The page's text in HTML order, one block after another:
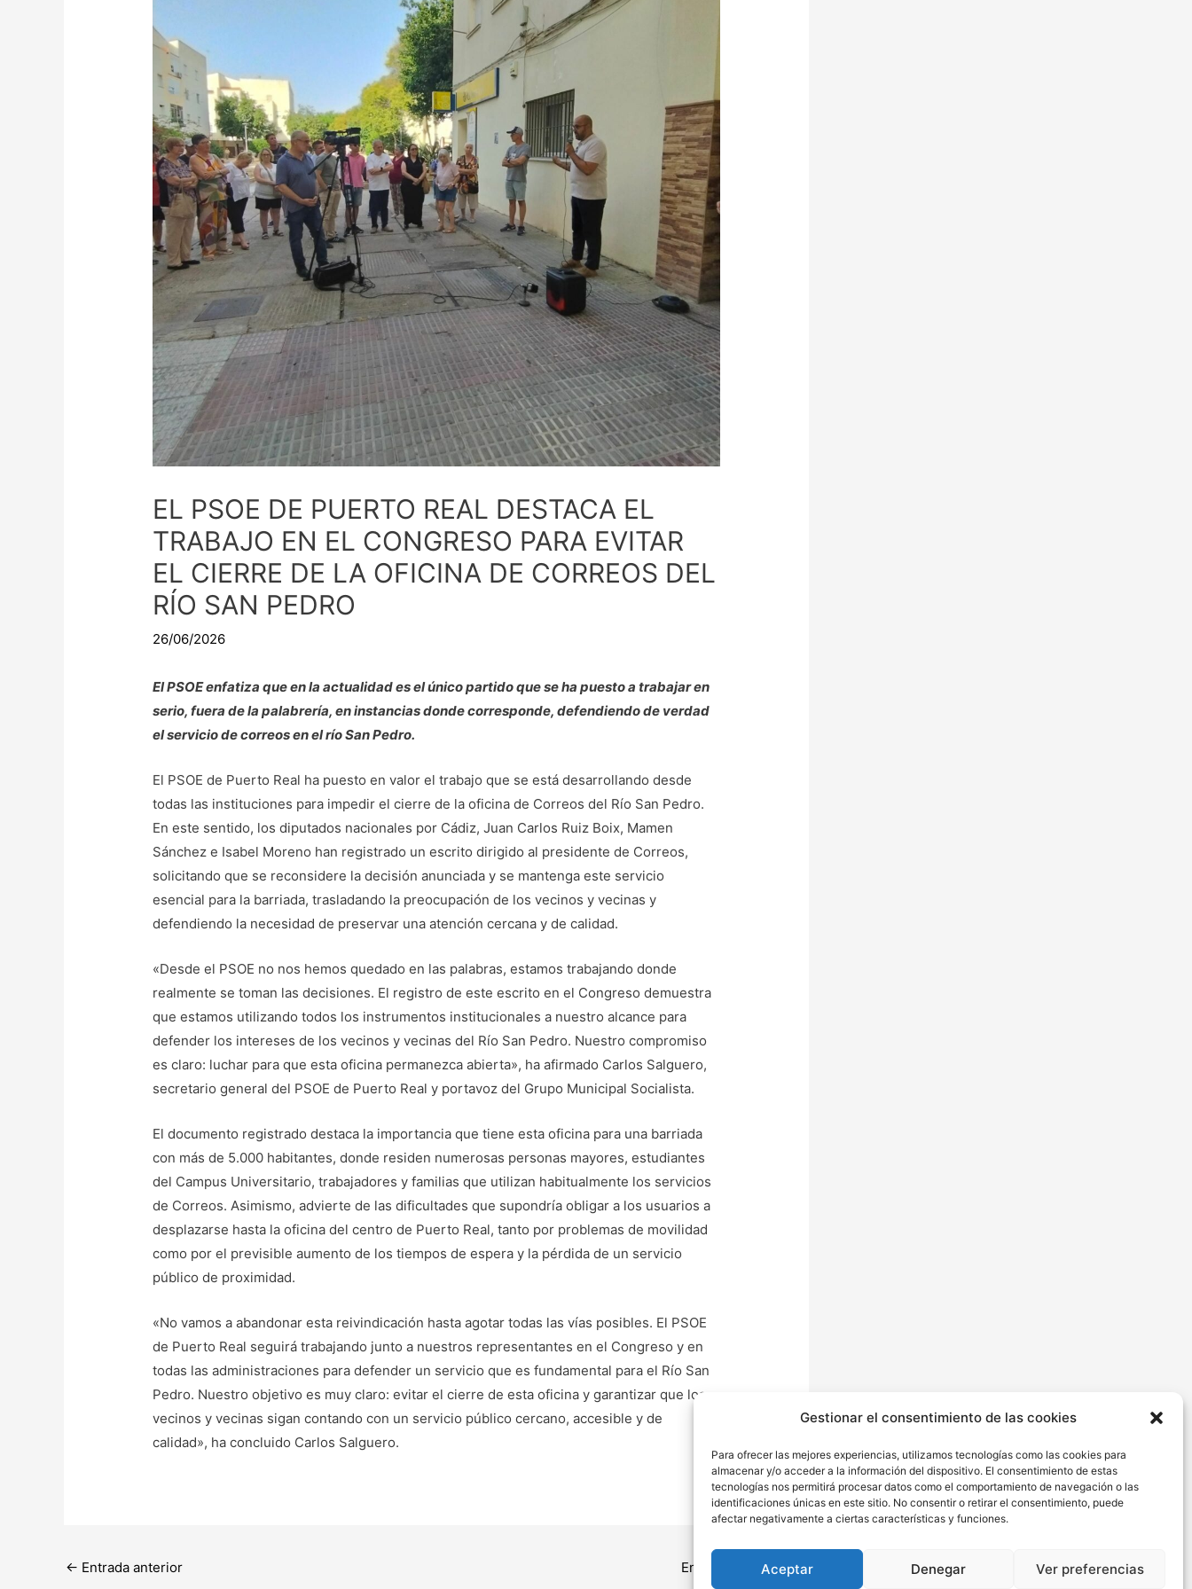
Gestionar el consentimiento de las cookies
Para ofrecer las mejores experiencias, utilizamos tecnologías como las cookies para
almacenar y/o acceder a la información del dispositivo. El consentimiento de estas
tecnologías nos permitirá procesar datos como el comportamiento de navegación o las
identificaciones únicas en este sitio. No consentir o retirar el consentimiento, puede
afectar negativamente a ciertas características y funciones.
Aceptar Denegar Ver preferencias
EL PSOE DE PUERTO REAL DESTACA EL
TRABAJO EN EL CONGRESO PARA EVITAR
EL CIERRE DE LA OFICINA DE CORREOS DEL
RÍO SAN PEDRO
26/06/2026
El PSOE enfatiza que en la actualidad es el único partido que se ha puesto a trabajar en
serio, fuera de la palabrería, en instancias donde corresponde, defendiendo de verdad
el servicio de correos en el río San Pedro.
El PSOE de Puerto Real ha puesto en valor el trabajo que se está desarrollando desde
todas las instituciones para impedir el cierre de la oficina de Correos del Río San Pedro.
En este sentido, los diputados nacionales por Cádiz, Juan Carlos Ruiz Boix, Mamen
Sánchez e Isabel Moreno han registrado un escrito dirigido al presidente de Correos,
solicitando que se reconsidere la decisión anunciada y se mantenga este servicio
esencial para la barriada, trasladando la preocupación de los vecinos y vecinas y
defendiendo la necesidad de preservar una atención cercana y de calidad.
«Desde el PSOE no nos hemos quedado en las palabras, estamos trabajando donde
realmente se toman las decisiones. El registro de este escrito en el Congreso demuestra
que estamos utilizando todos los instrumentos institucionales a nuestro alcance para
defender los intereses de los vecinos y vecinas del Río San Pedro. Nuestro compromiso
es claro: luchar para que esta oficina permanezca abierta», ha afirmado Carlos Salguero,
secretario general del PSOE de Puerto Real y portavoz del Grupo Municipal Socialista.
El documento registrado destaca la importancia que tiene esta oficina para una barriada
con más de 5.000 habitantes, donde residen numerosas personas mayores, estudiantes
del Campus Universitario, trabajadores y familias que utilizan habitualmente los servicios
de Correos. Asimismo, advierte de las dificultades que supondría obligar a los usuarios a
desplazarse hasta la oficina del centro de Puerto Real, tanto por problemas de movilidad
como por el previsible aumento de los tiempos de espera y la pérdida de un servicio
público de proximidad.
«No vamos a abandonar esta reivindicación hasta agotar todas las vías posibles. El PSOE
de Puerto Real seguirá trabajando junto a nuestros representantes en el Congreso y en
todas las administraciones para defender un servicio que es fundamental para el Río San
Pedro. Nuestro objetivo es muy claro: evitar el cierre de esta oficina y garantizar que los
vecinos y vecinas sigan contando con un servicio público cercano, accesible y de
calidad», ha concluido Carlos Salguero.
← Entrada anterior Entrada siguiente→